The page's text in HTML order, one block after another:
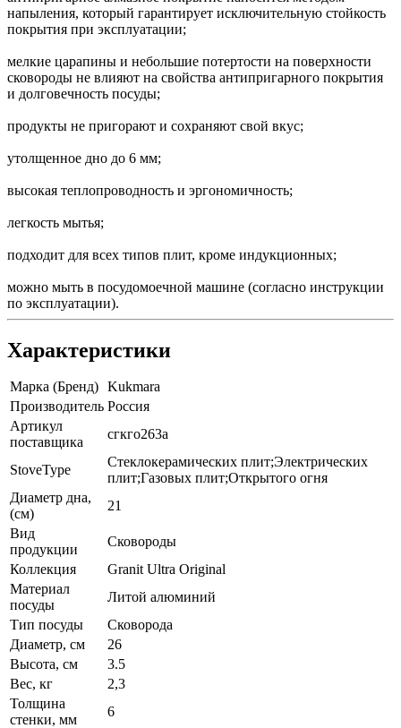
напыления, который гарантирует исключительную стойкость
покрытия при эксплуатации;
мелкие царапины и небольшие потертости на поверхности
сковороды не влияют на свойства антипригарного покрытия
и долговечность посуды;
продукты не пригорают и сохраняют свой вкус;
утолщенное дно до 6 мм;
высокая теплопроводность и эргономичность;
легкость мытья;
подходит для всех типов плит, кроме индукционных;
можно мыть в посудомоечной машине (согласно инструкции
по эксплуатации).
Характеристики
Марка (Бренд) Kukmara
Производитель Россия
Артикул
поставщика
сгкго263а
StoveType
Стеклокерамических плит;Электрических
плит;Газовых плит;Открытого огня
Диаметр дна,
(см)
21
Вид
продукции
Сковороды
Коллекция
Granit Ultra Original
Материал
посуды
Литой алюминий
Тип посуды
Сковорода
Диаметр, см
26
Высота, см
3.5
Вес, кг
2,3
Толщина
стенки, мм
6